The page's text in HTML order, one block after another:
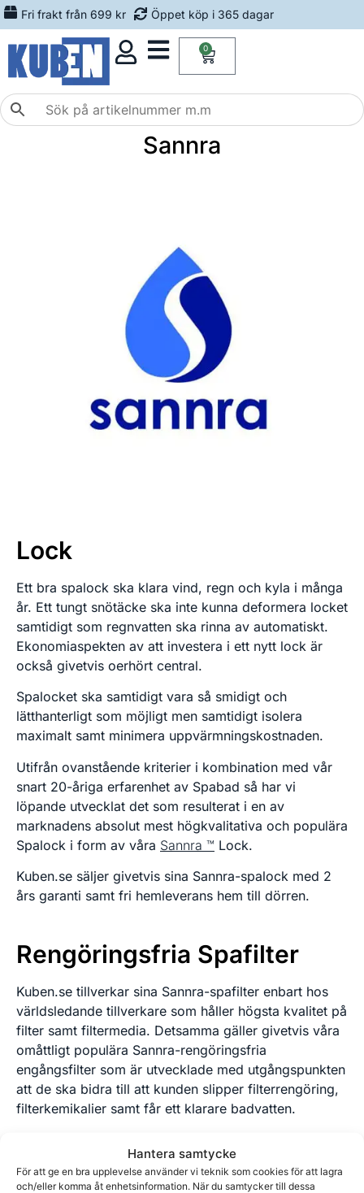
Hantera samtycke
För att ge en bra upplevelse använder vi teknik som cookies för att lagra
och/eller komma åt enhetsinformation. När du samtycker till dessa
Fri frakt från 699 kr Öppet köp i 365 dagar
0
Sannra
Lock
Ett bra spalock ska klara vind, regn och kyla i många
år. Ett tungt snötäcke ska inte kunna deformera locket
samtidigt som regnvatten ska rinna av automatiskt.
Ekonomiaspekten av att investera i ett nytt lock är
också givetvis oerhört central.
Spalocket ska samtidigt vara så smidigt och
lätthanterligt som möjligt men samtidigt isolera
maximalt samt minimera uppvärmningskostnaden.
Utifrån ovanstående kriterier i kombination med vår
snart 20-åriga erfarenhet av Spabad så har vi
löpande utvecklat det som resulterat i en av
marknadens absolut mest högkvalitativa och populära
Spalock i form av våra Sannra ™ Lock.
Kuben.se säljer givetvis sina Sannra-spalock med 2
års garanti samt fri hemleverans hem till dörren.
Rengöringsfria Spafilter
Kuben.se tillverkar sina Sannra-spafilter enbart hos
världsledande tillverkare som håller högsta kvalitet på
filter samt filtermedia. Detsamma gäller givetvis våra
omåttligt populära Sannra-rengöringsfria
engångsfilter som är utvecklade med utgångspunkten
att de ska bidra till att kunden slipper filterrengöring,
filterkemikalier samt får ett klarare badvatten.
och fungerar utmärkt.Läs mer om våra Sannra-
rengöringsfria filter här!